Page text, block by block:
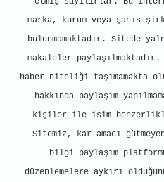
marka, kurum veya şahıs
bulunmamaktadır. Sitede
makaleler
haber niteliği taşımamakta
hakkında paylaşım
kişiler ile isim
Sitemiz, kar amacı
bilgi paylaşım
düzenlemelere aykırı